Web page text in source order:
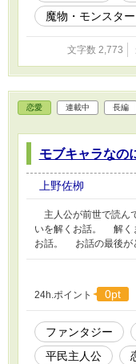
魔物・モンスター
文字数 2,773
恋愛 連載中 長編
モブキャラなの
上野佐栁
主人公が前世で読ん
いを解くお話。 解く
お話。 お話の最後が
24h.ポイント 0pt
ファンタジー
平民主人公